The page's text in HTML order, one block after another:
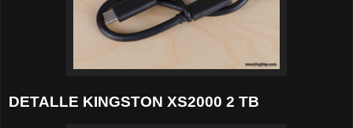
DETALLE KINGSTON XS2000 2 TB